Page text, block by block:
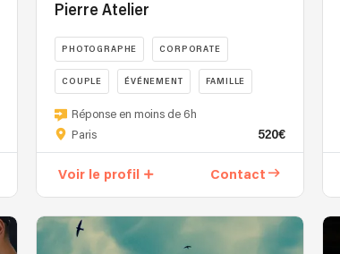
Pierre Atelier
PHOTOGRAPHE CORPORATE
COUPLE ÉVÉNEMENT FAMILLE
Réponse en moins de 6h
Paris
520€
Voir le profil Contact